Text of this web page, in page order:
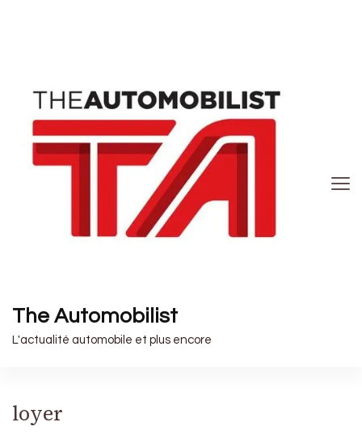
The Automobilist
L'actualité automobile et plus encore
loyer